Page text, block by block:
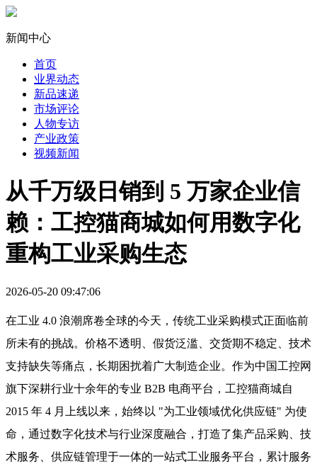
新闻中心
首页
业界动态
新品速递
市场评论
人物专访
产业政策
视频新闻
从千万级日销到 5 万家企业信
赖：工控猫商城如何用数字化
重构工业采购生态
2026-05-20 09:47:06
在工业 4.0 浪潮席卷全球的今天，传统工业采购模式正面临前
所未有的挑战。价格不透明、假货泛滥、交货期不稳定、技术
支持缺失等痛点，长期困扰着广大制造企业。作为中国工控网
旗下深耕行业十余年的专业 B2B 电商平台，工控猫商城自
2015 年 4 月上线以来，始终以 "为工业领域优化供应链" 为使
命，通过数字化技术与行业深度融合，打造了集产品采购、技
术服务、供应链管理于一体的一站式工业服务平台，累计服务